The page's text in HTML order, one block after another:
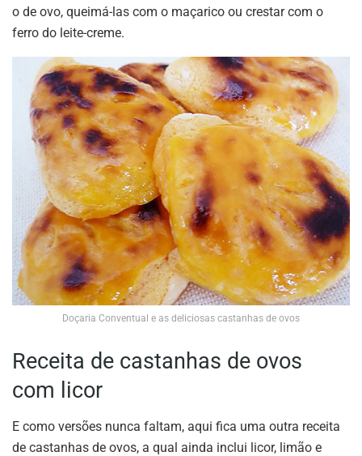
o de ovo, queimá-las com o maçarico ou crestar com o
ferro do leite-creme.
Doçaria Conventual e as deliciosas castanhas de ovos
Receita de castanhas de ovos
com licor
E como versões nunca faltam, aqui fica uma outra receita
de castanhas de ovos, a qual ainda inclui licor, limão e